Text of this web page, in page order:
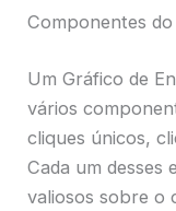
Componentes
Um Gráfico de
vários
cliques únicos,
Cada um desses
valiosos sobre o